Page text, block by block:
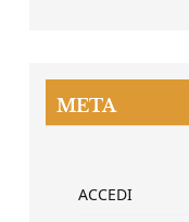
META
ACCEDI